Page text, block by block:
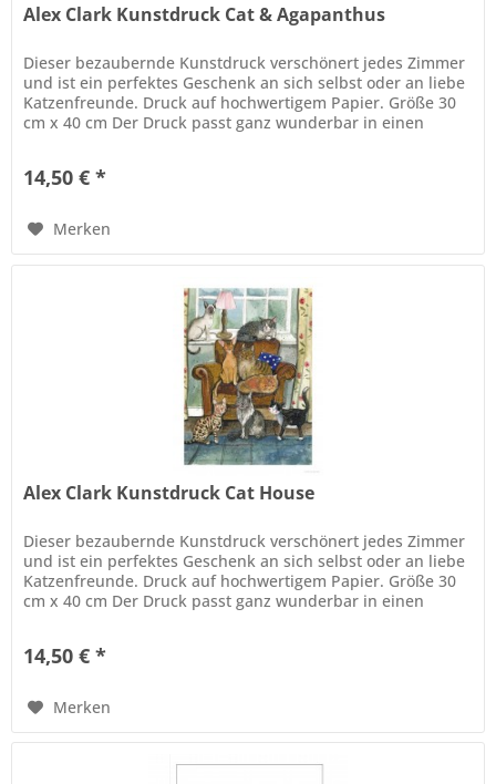
Alex Clark Kunstdruck Cat & Agapanthus
Dieser bezaubernde Kunstdruck verschönert jedes Zimmer
und ist ein perfektes Geschenk an sich selbst oder an liebe
Katzenfreunde. Druck auf hochwertigem Papier. Größe 30
cm x 40 cm Der Druck passt ganz wunderbar in einen
14,50 € *
Merken
Alex Clark Kunstdruck Cat House
Dieser bezaubernde Kunstdruck verschönert jedes Zimmer
und ist ein perfektes Geschenk an sich selbst oder an liebe
Katzenfreunde. Druck auf hochwertigem Papier. Größe 30
cm x 40 cm Der Druck passt ganz wunderbar in einen
14,50 € *
Merken